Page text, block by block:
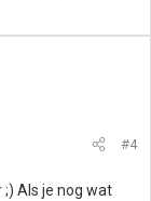
#4
Als je nog wat